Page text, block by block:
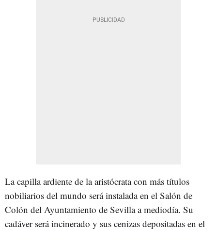
La capilla ardiente de la aristócrata con más títulos
nobiliarios del mundo será instalada en el Salón de
Colón del Ayuntamiento de Sevilla a mediodía. Su
cadáver será incinerado y sus cenizas depositadas en el